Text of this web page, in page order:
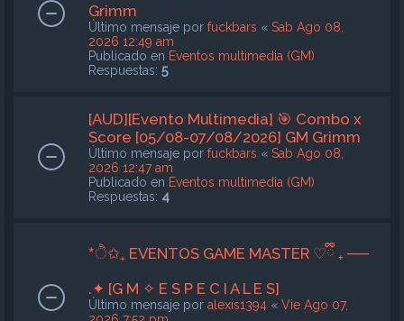
Grimm
Último mensaje por fuckbars « Sab Ago 08,
2026 12:49 am
Publicado en Eventos multimedia (GM)
Respuestas: 5
[AUD][Evento Multimedia] 🎯 Combo x
Score [05/08-07/08/2026] GM Grimm
Último mensaje por fuckbars « Sab Ago 08,
2026 12:47 am
Publicado en Eventos multimedia (GM)
Respuestas: 4
*ੈ✩₊ EVENTOS GAME MASTER ♡ྀི ₊ ──
.✦ [G M ✧ E S P E C I A L E S]
Último mensaje por alexis1394 « Vie Ago 07,